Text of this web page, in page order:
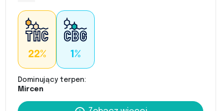
22% 1%
Dominujący terpen:
Mircen